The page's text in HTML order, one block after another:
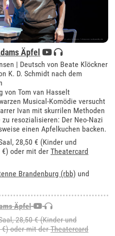
Äpfel
| Deutsch von Beate Klöckner
K. D. Schmidt nach dem
von Tom van Hasselt
Musical-Komödie versucht
Ivan mit skurrilen Methoden
resozialisieren: Der Neo-Nazi
einen Apfelkuchen backen.
, 28,50 € (Kinder und
€) oder mit derTheatercard
Brandenburg (rbb) und
Äpfel
, 28,50 € (Kinder und
€) oder mit derTheatercard